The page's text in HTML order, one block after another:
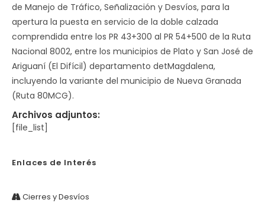
de Manejo de Tráfico, Señalización y Desvíos, para la
apertura la puesta en servicio de la doble calzada
comprendida entre los PR 43+300 al PR 54+500 de la Ruta
Nacional 8002, entre los municipios de Plato y San José de
Ariguaní (El Difícil) departamento detMagdalena,
incluyendo la variante del municipio de Nueva Granada
(Ruta 80MCG).
Archivos adjuntos:
[file_list]
Enlaces de Interés
Cierres y Desvíos